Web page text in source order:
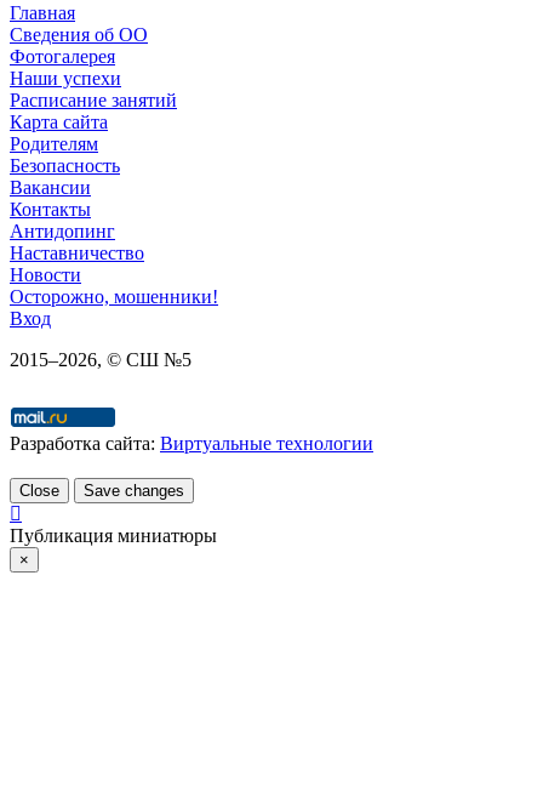
Главная
Сведения об ОО
Фотогалерея
Наши успехи
Расписание занятий
Карта сайта
Родителям
Безопасность
Вакансии
Контакты
Антидопинг
Наставничество
Новости
Осторожно, мошенники!
Вход
2015–2026, © СШ №5
Разработка сайта: Виртуальные технологии
Close Save changes
Публикация миниатюры
×